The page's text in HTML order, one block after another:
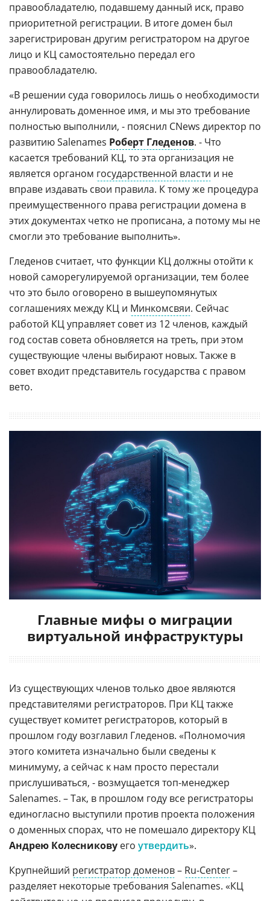
правообладателю, подавшему данный иск, право
приоритетной регистрации. В итоге домен был
зарегистрирован другим регистратором на другое
лицо и КЦ самостоятельно передал его
правообладателю.
«В решении суда говорилось лишь о необходимости
аннулировать доменное имя, и мы это требование
полностью выполнили, - пояснил CNews директор по
развитию Salenames Роберт Гледенов. - Что
касается требований КЦ, то эта организация не
является органом государственной власти и не
вправе издавать свои правила. К тому же процедура
преимущественного права регистрации домена в
этих документах четко не прописана, а потому мы не
смогли это требование выполнить».
Гледенов считает, что функции КЦ должны отойти к
новой саморегулируемой организации, тем более
что это было оговорено в вышеупомянутых
соглашениях между КЦ и Минкомсвяи. Сейчас
работой КЦ управляет совет из 12 членов, каждый
год состав совета обновляется на треть, при этом
существующие члены выбирают новых. Также в
совет входит представитель государства с правом
вето.
Главные мифы о миграции
виртуальной инфраструктуры
Из существующих членов только двое являются
представителями регистраторов. При КЦ также
существует комитет регистраторов, который в
прошлом году возглавил Гледенов. «Полномочия
этого комитета изначально были сведены к
минимуму, а сейчас к нам просто перестали
прислушиваться, - возмущается топ-менеджер
Salenames. – Так, в прошлом году все регистраторы
единогласно выступили против проекта положения
о доменных спорах, что не помешало директору КЦ
Андрею Колесникову его утвердить».
Крупнейший регистратор доменов– Ru-Center–
разделяет некоторые требования Salenames. «КЦ